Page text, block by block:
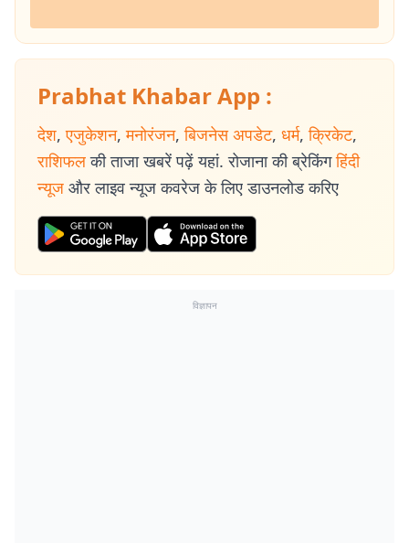
Prabhat Khabar App :
देश, एजुकेशन, मनोरंजन, बिजनेस अपडेट, धर्म, क्रिकेट,
राशिफल की ताजा खबरें पढ़ें यहां. रोजाना की ब्रेकिंग हिंदी
न्यूज और लाइव न्यूज कवरेज के लिए डाउनलोड करिए
विज्ञापन